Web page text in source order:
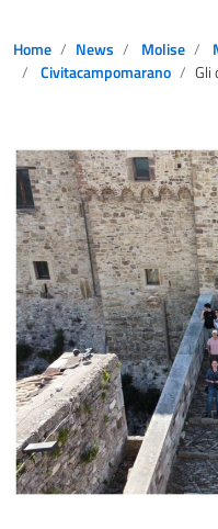
Home News Molise
Civitacampomarano
Gli